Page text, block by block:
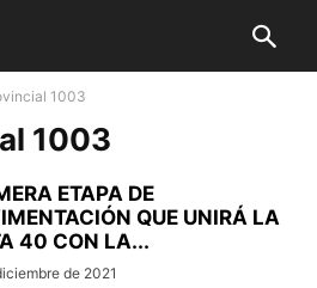
1003
1003
ETAPA DE
QUE UNIRÁ LA
40 CON LA...
de 2021